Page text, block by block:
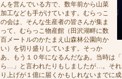
んを営んでいる方で、数年前から山菜
加工なども手がけています。むらっこ
の会は、そんな生産者の皆さんが集ま
って、むらっこ物産館（田沢湖畔に数
百メートルのかたまえ山森林公園向か
い）を切り盛りしています。そっか
あ、もう１０年になるんだなあ。当時は
ら…」と言われたりもしましたが…。そ
り上げが１億に届くかもしれないまでに